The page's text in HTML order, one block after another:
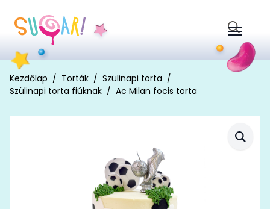
Search
for:
Kezdőlap Torták
Szülinapi torta
Szülinapi torta fiúknak
Ac Milan focis torta